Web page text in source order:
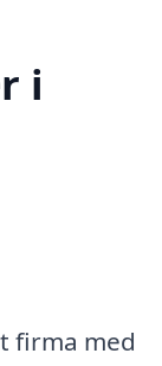
i
firma med